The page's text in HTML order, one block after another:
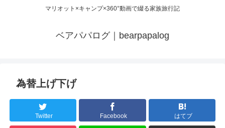
マリオット×キャンプ×360°動画で綴る家族旅行記
ベアパパログ｜bearpapalog
為替上げ下げ
Twitter Facebook はてブ